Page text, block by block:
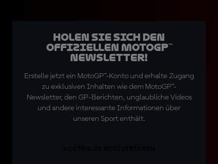
Holen Sie sich den
offiziellen MotoGP™
Newsletter!
Erstelle jetzt ein MotoGP™-Konto und erhalte Zugang
zu exklusiven Inhalten wie dem MotoGP™-
Newsletter, den GP-Berichten, unglaubliche Videos
und andere interessante Informationen über
unseren Sport enthält.